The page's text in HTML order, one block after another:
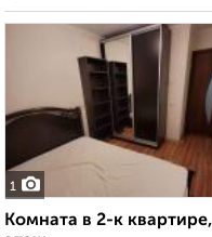
1
Комната в 2-к